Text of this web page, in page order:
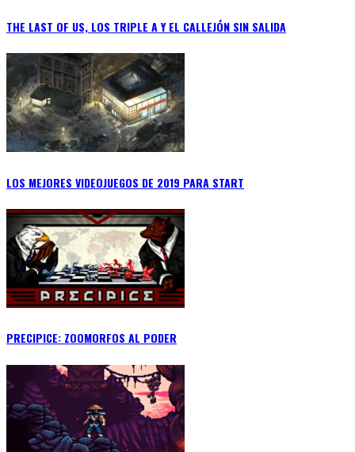
THE LAST OF US, LOS TRIPLE A Y EL CALLEJÓN SIN SALIDA
LOS MEJORES VIDEOJUEGOS DE 2019 PARA START
PRECIPICE: ZOOMORFOS AL PODER